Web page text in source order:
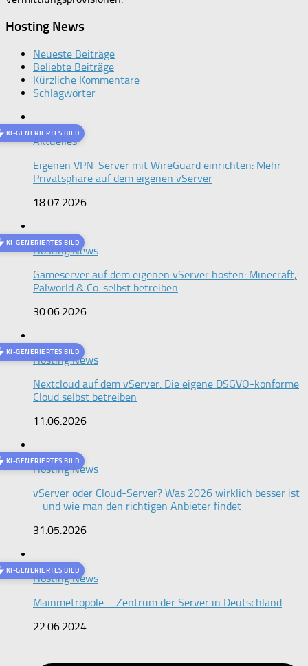
Hosting News
Neueste Beiträge
Beliebte Beiträge
Kürzliche Kommentare
Schlagwörter
KI-GENERIERTES BILD
Aktuelles
Eigenen VPN-Server mit WireGuard einrichten: Mehr
Privatsphäre auf dem eigenen vServer
18.07.2026
KI-GENERIERTES BILD
Hosting News
Gameserver auf dem eigenen vServer hosten: Minecraft,
Palworld & Co. selbst betreiben
30.06.2026
KI-GENERIERTES BILD
Hosting News
Nextcloud auf dem vServer: Die eigene DSGVO-konforme
Cloud selbst betreiben
11.06.2026
KI-GENERIERTES BILD
Hosting News
vServer oder Cloud-Server? Was 2026 wirklich besser ist
– und wie man den richtigen Anbieter findet
31.05.2026
KI-GENERIERTES BILD
Hosting News
Mainmetropole – Zentrum der Server in Deutschland
22.06.2024